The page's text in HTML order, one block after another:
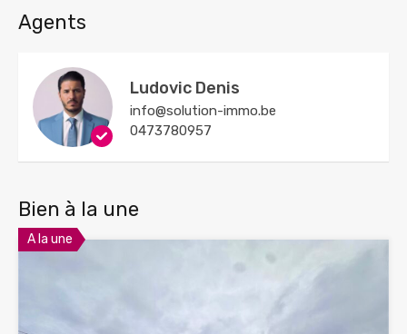
Agents
Ludovic Denis
info@solution-immo.be
0473780957
Bien à la une
A la une